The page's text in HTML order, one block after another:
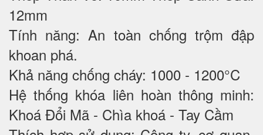
12mm
Tính năng: An toàn chống trộm đập
khoan phá.
Khả năng chống cháy: 1000 - 1200°C
Hệ thống khóa liên hoàn thông minh:
Khoá Đổi Mã - Chìa khoá - Tay Cầm